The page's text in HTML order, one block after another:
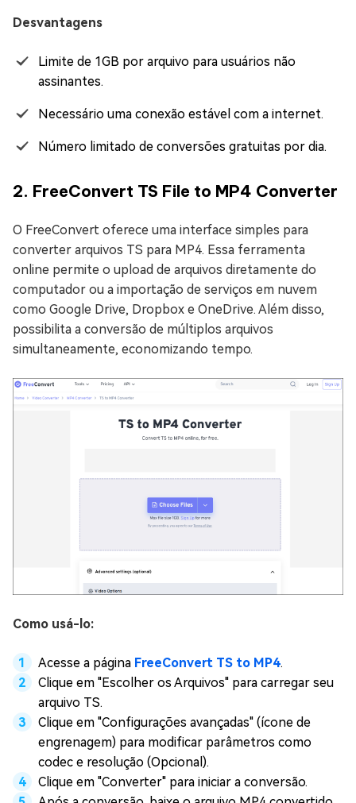
Desvantagens
Limite de 1GB por arquivo para usuários não
assinantes.
Necessário uma conexão estável com a internet.
Número limitado de conversões gratuitas por dia.
2. FreeConvert TS File to MP4 Converter
O FreeConvert oferece uma interface simples para
converter arquivos TS para MP4. Essa ferramenta
online permite o upload de arquivos diretamente do
computador ou a importação de serviços em nuvem
como Google Drive, Dropbox e OneDrive. Além disso,
possibilita a conversão de múltiplos arquivos
simultaneamente, economizando tempo.
Como usá-lo:
Acesse a página FreeConvert TS to MP4.
Clique em "Escolher os Arquivos" para carregar seu
arquivo TS.
Clique em "Configurações avançadas" (ícone de
engrenagem) para modificar parâmetros como
codec e resolução (Opcional).
Clique em "Converter" para iniciar a conversão.